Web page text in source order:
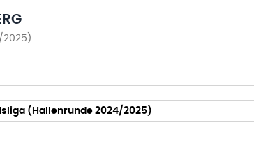
2025)
(Hallenrunde 2024/2025)